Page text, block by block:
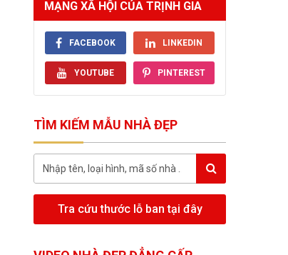
MẠNG XÃ HỘI CỦA TRỊNH GIA
FACEBOOK LINKEDIN
YOUTUBE PINTEREST
TÌM KIẾM MẪU NHÀ ĐẸP
Tra cứu thước lỗ ban tại đây